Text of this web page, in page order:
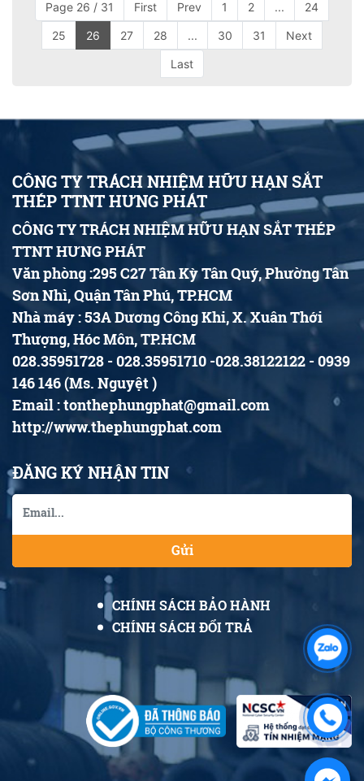
Page 26 / 31
First Prev 1 2 ... 24
25 26 27 28 ... 30 31 Next
Last
CÔNG TY TRÁCH NHIỆM HỮU HẠN SẮT
THÉP TTNT HƯNG PHÁT
CÔNG TY TRÁCH NHIỆM HỮU HẠN SẮT THÉP
TTNT HƯNG PHÁT
Văn phòng :295 C27 Tân Kỳ Tân Quý, Phường Tân
Sơn Nhì, Quận Tân Phú, TP.HCM
Nhà máy : 53A Dương Công Khi, X. Xuân Thới
Thượng, Hóc Môn, TP.HCM
028.35951728 - 028.35951710 -028.38122122 - 0939
146 146 (Ms. Nguyệt )
Email : tonthephungphat@gmail.com
http://www.thephungphat.com
ĐĂNG KÝ NHẬN TIN
Gửi
CHÍNH SÁCH BẢO HÀNH
CHÍNH SÁCH ĐỔI TRẢ